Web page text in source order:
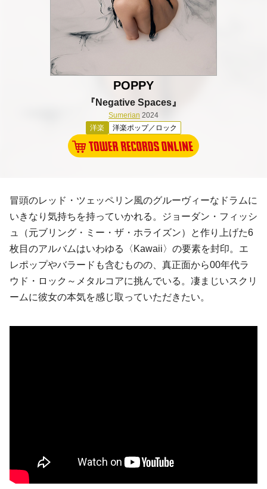
POPPY
『Negative Spaces』
Sumerian 2024
洋楽
洋楽ポップ／ロック
冒頭のレッド・ツェッペリン風のグルーヴィーなドラムに
いきなり気持ちを持っていかれる。ジョーダン・フィッシ
ュ（元ブリング・ミー・ザ・ホライズン）と作り上げた6
枚目のアルバムはいわゆる〈Kawaii〉の要素を封印。エ
レポップやバラードも含むものの、真正面から00年代ラ
ウド・ロック～メタルコアに挑んでいる。凄まじいスクリ
ームに彼女の本気を感じ取っていただきたい。